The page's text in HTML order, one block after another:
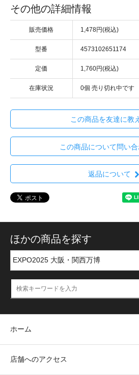
その他の詳細情報
販売価格 1,478円(税込)
型番 4573102651174
定価 1,760円(税込)
在庫状況 0個 売り切れ中です
この商品を友達に教
この商品について問い
返品について
ほかの商品を探す
ホーム
店舗へのアクセス